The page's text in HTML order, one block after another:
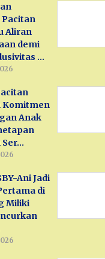
Aliran
demi
…
Komitmen
Anak
Ser…
Ani Jadi
di
Miliki